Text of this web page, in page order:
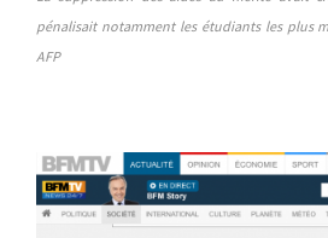
pénalisait notamment les étudiants les plus
AFP